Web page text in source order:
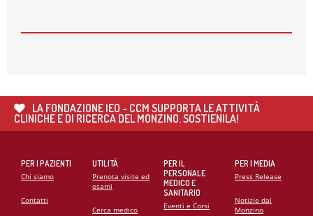
🌍 RIPARTE LA SECONDA FASE DEL PROGETTO DI
PROF. GIANFRANCO SINAGRA AL CONGRESSO
CARDIO MONZINO 2025
LA FONDAZIONE IEO - CCM SUPPORTA LE ATTIVITÀ
CLINICHE E DI RICERCA DEL MONZINO. SOSTIENILA!
PER I PAZIENTI
Chi siamo
Contatti
UTILITÀ
Prenota visite ed
esami
Cerca medico
PER IL
PERSONALE
MEDICO E
SANITARIO
Eventi e Corsi
PER I MEDIA
Press Release
Notizie dal
Monzino